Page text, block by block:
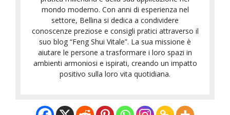
mondo moderno. Con anni di esperienza nel
settore, Bellina si dedica a condividere
conoscenze preziose e consigli pratici attraverso il
suo blog “Feng Shui Vitale”. La sua missione è
aiutare le persone a trasformare i loro spazi in
ambienti armoniosi e ispirati, creando un impatto
positivo sulla loro vita quotidiana.